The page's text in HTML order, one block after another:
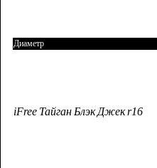
Диаметр
iFree Тайган Блэк Джек r16